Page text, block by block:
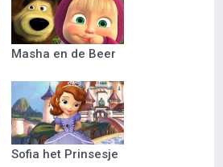
Masha en de Beer
Sofia het Prinsesje